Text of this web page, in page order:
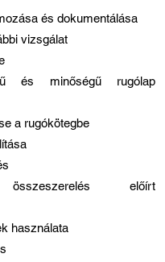
és dokumentálása
vizsgálat
és minőségű rugólap
a rugókötegbe
előírt
használata